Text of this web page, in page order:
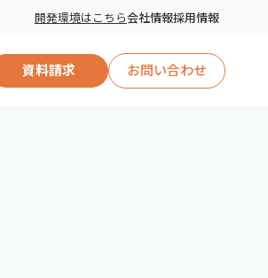
開発環境はこちら会社情報採用情報
資料請求 お問い合わせ